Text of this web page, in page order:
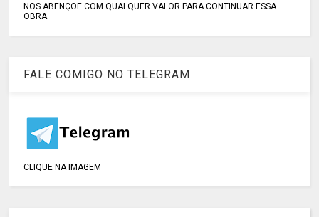
NOS ABENÇOE COM QUALQUER VALOR PARA CONTINUAR ESSA
OBRA.
FALE COMIGO NO TELEGRAM
CLIQUE NA IMAGEM